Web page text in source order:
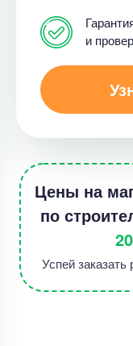
и
Цены на
по
Успей заказать